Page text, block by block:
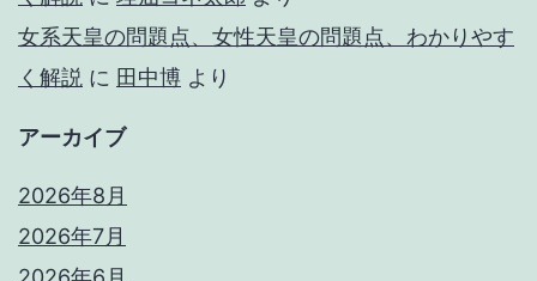
女系天皇の問題点、女性天皇の問題点、わかりやす
く解説 に 田中博 より
アーカイブ
2026年8月
2026年7月